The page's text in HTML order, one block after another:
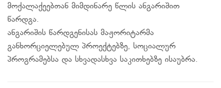
მოქალაქეებთან მიმდინარე წლის ანგარიშით
წარდგა.
ანგარიშის წარდგენისას მაჟორიტარმა
განხორციელებულ პროექტებზე, სოციალურ
პროგრამებსა და სხვადასხვა საკითხებზე ისაუბრა.